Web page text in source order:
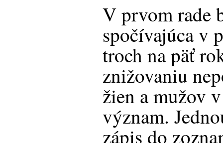
V prvom rade
spočívajúca v
troch na päť
znižovaniu
žien a mužov
význam.
zápis do